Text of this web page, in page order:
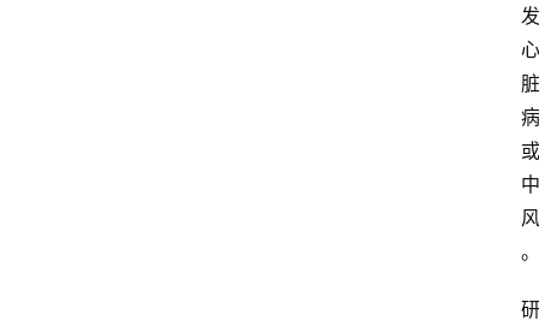
发
心
脏
病
或
中
风
。
研